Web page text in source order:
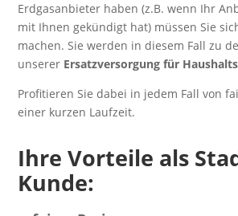
Erdgasanbieter haben (z.B. wenn Ihr
mit Ihnen gekündigt hat) müssen Sie
machen. Sie werden in diesem Fall zu
unserer Ersatzversorgung für
Profitieren Sie dabei in jedem Fall von
einer kurzen Laufzeit.
Ihre Vorteile als
Kunde: